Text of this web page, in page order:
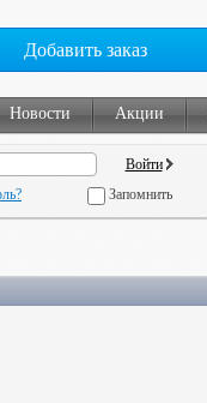
Добавить заказ
Новости Акции
Запомнить